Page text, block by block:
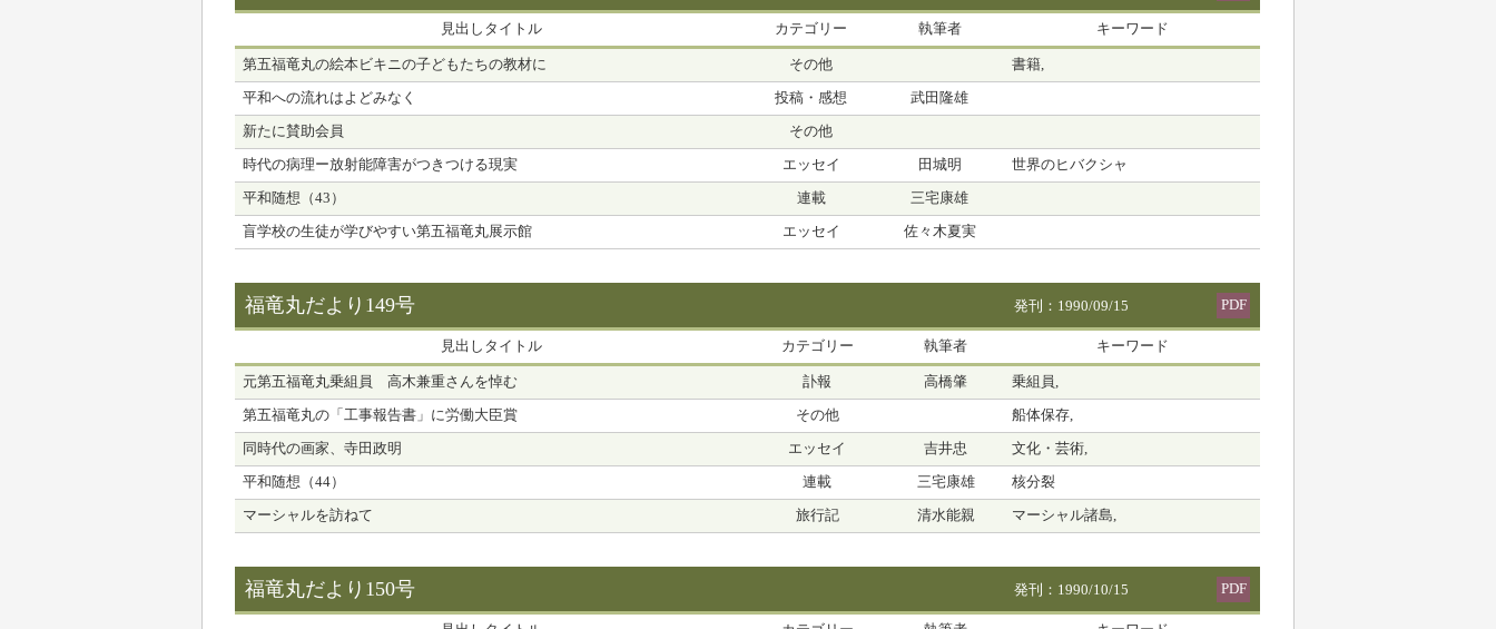
見出しタイトル カテゴリー 執筆者 キーワード
第五福竜丸の絵本ビキニの子どもたちの教材に その他 書籍,
平和への流れはよどみなく 投稿・感想 武田隆雄
新たに賛助会員 その他
時代の病理ー放射能障害がつきつける現実 エッセイ 田城明 世界のヒバクシャ
平和随想（43） 連載 三宅康雄
盲学校の生徒が学びやすい第五福竜丸展示館 エッセイ 佐々木夏実
福竜丸だより149号 発刊：1990/09/15 PDF
見出しタイトル カテゴリー 執筆者 キーワード
元第五福竜丸乗組員 高木兼重さんを悼む 訃報 高橋肇 乗組員,
第五福竜丸の「工事報告書」に労働大臣賞 その他 船体保存,
同時代の画家、寺田政明 エッセイ 吉井忠 文化・芸術,
平和随想（44） 連載 三宅康雄 核分裂
マーシャルを訪ねて 旅行記 清水能親 マーシャル諸島,
福竜丸だより150号 発刊：1990/10/15 PDF